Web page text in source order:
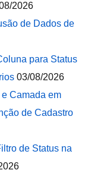
2026
de Dados de
para Status
03/08/2026
Camada em
de Cadastro
de Status na